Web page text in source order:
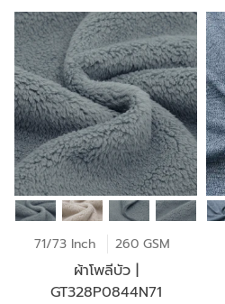
71/73 Inch 260 GSM
ผ้าโพลีบัว |
GT328P0844N71